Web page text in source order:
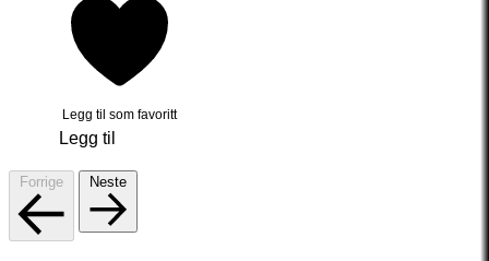
Legg til som favoritt
Legg til
Forrige Neste